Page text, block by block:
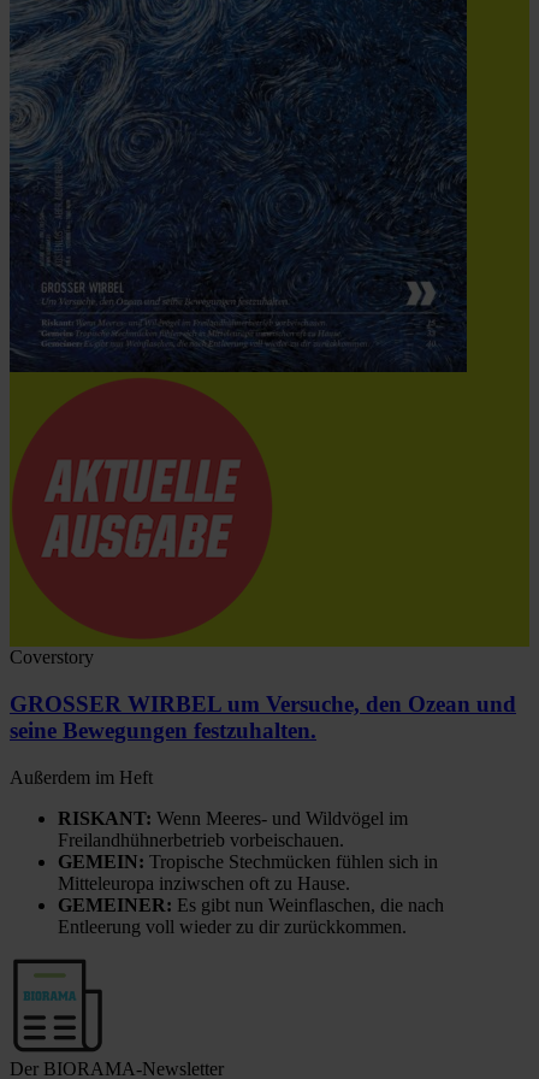
Coverstory
GROSSER WIRBEL um Versuche, den Ozean und
seine Bewegungen festzuhalten.
Außerdem im Heft
RISKANT: Wenn Meeres- und Wildvögel im
Freilandhühnerbetrieb vorbeischauen.
GEMEIN: Tropische Stechmücken fühlen sich in
Mitteleuropa inziwschen oft zu Hause.
GEMEINER: Es gibt nun Weinflaschen, die nach
Entleerung voll wieder zu dir zurückkommen.
Der BIORAMA-Newsletter